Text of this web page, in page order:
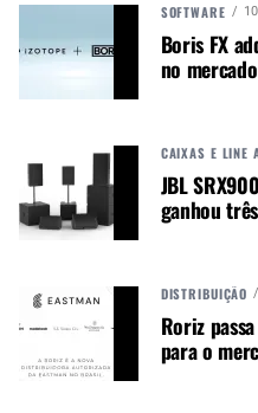
construção em mogno
OM-340 Natural:
tampo de abeto sólido,
mais brilhante e
Cada modelo da Série
afinadores Guild
aberta, oferecendo
funcionalidade moderna.
Música
SOFTWARE
Boris FX
no
CAIXAS E LINE
JBL
ganhou
DISTRIBUIÇÃO
Roriz
para o